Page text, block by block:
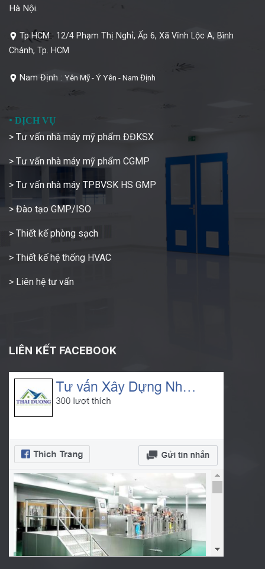
Hà Nội.
Tp HCM : 12/4 Phạm Thị Nghỉ, Ấp 6, Xã Vĩnh Lộc A, Bình
Chánh, Tp. HCM
Nam Định : Yên Mỹ - Ý Yên - Nam Định
• DỊCH VỤ
> Tư vấn nhà máy mỹ phẩm ĐĐKSX
> Tư vấn nhà máy mỹ phẩm CGMP
> Tư vấn nhà máy TPBVSK HS GMP
> Đào tạo GMP/ISO
> Thiết kế phòng sạch
> Thiết kế hệ thống HVAC
> Liên hệ tư vấn
LIÊN KẾT FACEBOOK